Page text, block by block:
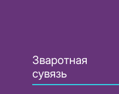
Зваротная
сувязь